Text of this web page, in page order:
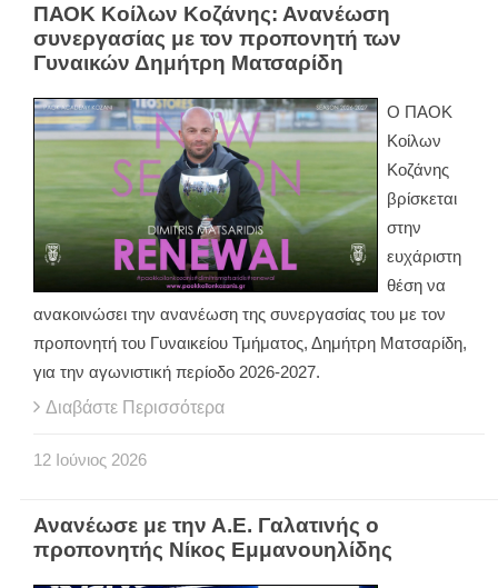
ΠΑΟΚ Κοίλων Κοζάνης: Ανανέωση
συνεργασίας με τον προπονητή των
Γυναικών Δημήτρη Ματσαρίδη
Ο ΠΑΟΚ
Κοίλων
Κοζάνης
βρίσκεται
στην
ευχάριστη
θέση να
ανακοινώσει την ανανέωση της συνεργασίας του με τον
προπονητή του Γυναικείου Τμήματος, Δημήτρη Ματσαρίδη,
για την αγωνιστική περίοδο 2026-2027.
Διαβάστε Περισσότερα
12 Ιούνιος 2026
Ανανέωσε με την Α.Ε. Γαλατινής ο
προπονητής Νίκος Εμμανουηλίδης